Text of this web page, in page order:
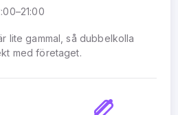
lite gammal, så dubbelkolla
med företaget.